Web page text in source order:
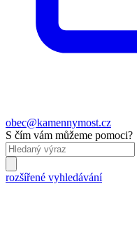
obec@kamennymost.cz
S čím vám můžeme pomoci?
rozšířené vyhledávání